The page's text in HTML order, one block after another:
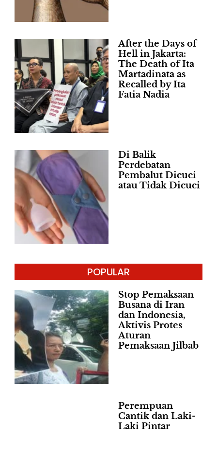
After the Days of
Hell in Jakarta:
The Death of Ita
Martadinata as
Recalled by Ita
Fatia Nadia
Di Balik
Perdebatan
Pembalut Dicuci
atau Tidak Dicuci
POPULAR
Stop Pemaksaan
Busana di Iran
dan Indonesia,
Aktivis Protes
Aturan
Pemaksaan Jilbab
Perempuan
Cantik dan Laki-
Laki Pintar